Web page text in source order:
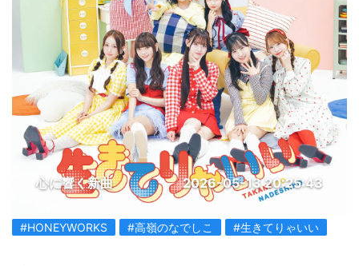
心に響く新曲 2026-05-13 20:25:43
#HONEYWORKS #高嶺のなでしこ #生きてりゃいい